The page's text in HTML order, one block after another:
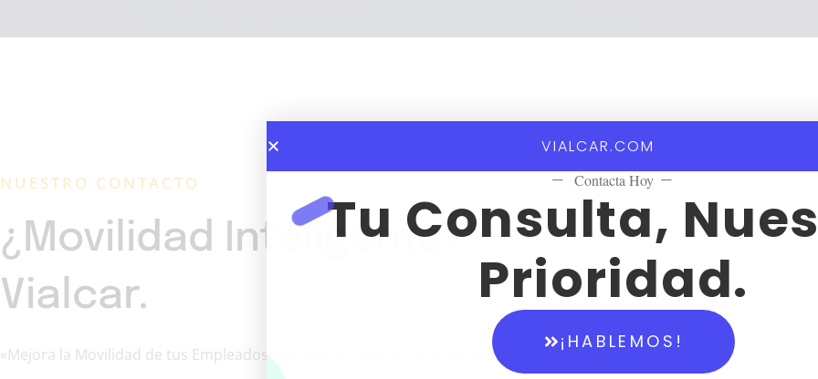
NUESTRO CONTACTO
¿Movilidad Inteligente?
Vialcar.
«Mejora la Movilidad de tus Empleados con Vialcar: Solicita Información Ahora
VIALCAR.COM
— Contacta Hoy—
Tu Consulta,
Prioridad.
¡HABLEMOS!